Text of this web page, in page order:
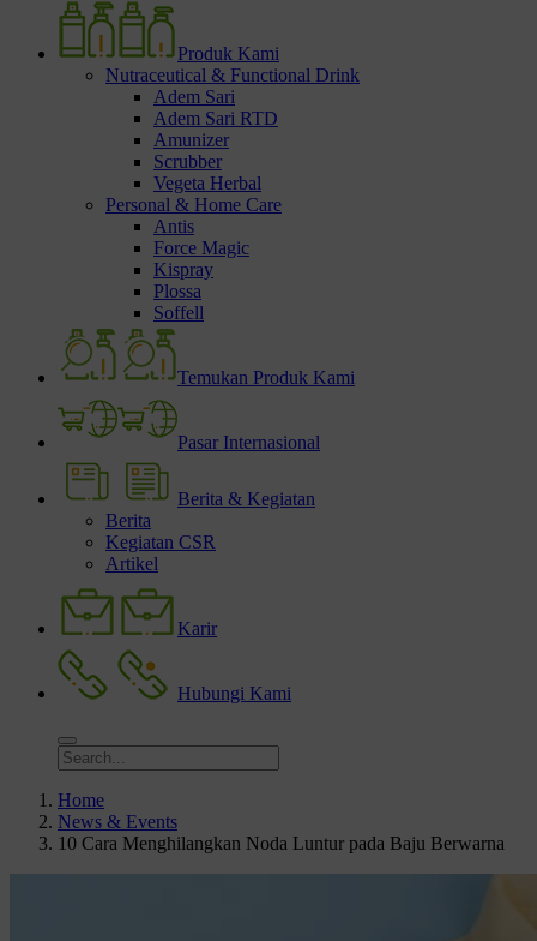
Produk Kami
Nutraceutical & Functional Drink
Adem Sari
Adem Sari RTD
Amunizer
Scrubber
Vegeta Herbal
Personal & Home Care
Antis
Force Magic
Kispray
Plossa
Soffell
Temukan Produk Kami
Pasar Internasional
Berita & Kegiatan
Berita
Kegiatan CSR
Artikel
Karir
Hubungi Kami
Home
News & Events
10 Cara Menghilangkan Noda Luntur pada Baju Berwarna